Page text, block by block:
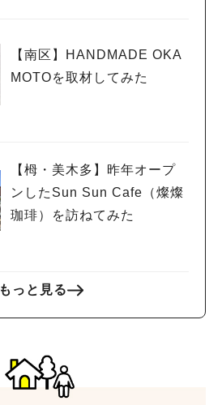
【南区】HANDMADE OKA
MOTOを取材してみた
【栂・美木多】昨年オープ
ンしたSun Sun Cafe（燦燦
珈琲）を訪ねてみた
もっと見る